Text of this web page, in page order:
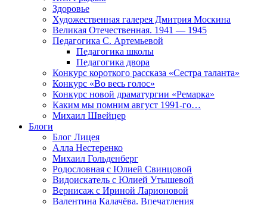
Здоровье
Художественная галерея Дмитрия Москина
Великая Отечественная. 1941 — 1945
Педагогика С. Артемьевой
Педагогика школы
Педагогика двора
Конкурс короткого рассказа «Сестра таланта»
Конкурс «Во весь голос»
Конкурс новой драматургии «Ремарка»
Каким мы помним август 1991-го…
Михаил Швейцер
Блоги
Блог Лицея
Алла Нестеренко
Михаил Гольденберг
Родословная с Юлией Свинцовой
Видоискатель с Юлией Утышевой
Вернисаж с Ириной Ларионовой
Валентина Калачёва. Впечатления